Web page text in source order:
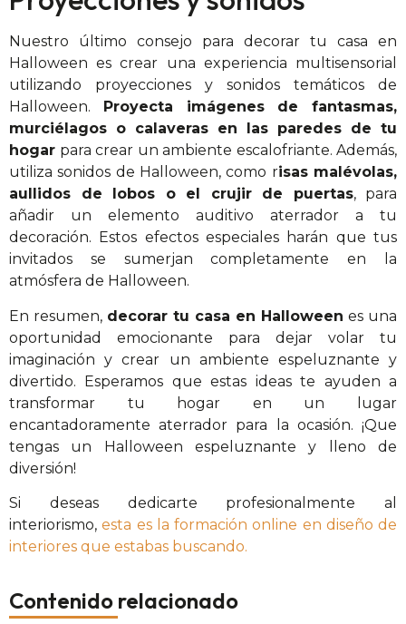
Nuestro último consejo para decorar tu casa en
Halloween es crear una experiencia multisensorial
utilizando proyecciones y sonidos temáticos de
Halloween.
Proyecta imágenes de fantasmas,
murciélagos o calaveras en las paredes de tu
hogar para crear un ambiente escalofriante. Además,
utiliza sonidos de Halloween, como risas malévolas,
aullidos de lobos o el crujir de puertas, para
añadir un elemento auditivo aterrador a tu
decoración. Estos efectos especiales harán que tus
invitados se sumerjan completamente en la
atmósfera de Halloween.
En resumen, decorar tu casa en Halloween es una
oportunidad emocionante para dejar volar tu
imaginación y crear un ambiente espeluznante y
divertido. Esperamos que estas ideas te ayuden a
transformar tu hogar en un lugar
encantadoramente aterrador para la ocasión. ¡Que
tengas un Halloween espeluznante y lleno de
diversión!
Si deseas dedicarte profesionalmente al
interiorismo,esta es la formación online en diseño de
interiores que estabas buscando.
Contenido relacionado